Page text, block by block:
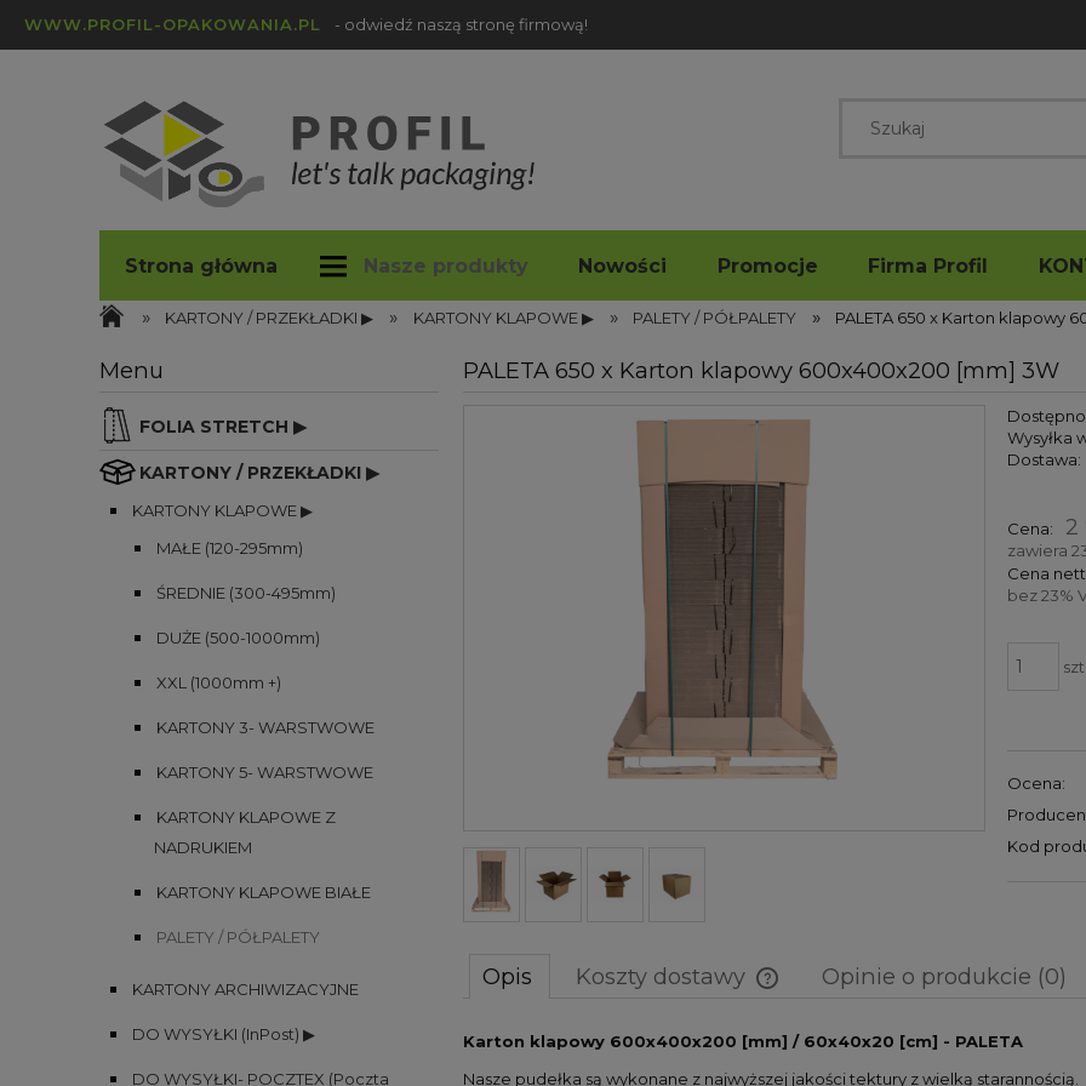
WWW.PROFIL-OPAKOWANIA.PL - odwiedź naszą stronę firmową!
Strona główna Nasze produkty Nowości Promocje Firma Profil
profil-opakowania.pl Blog
» KARTONY / PRZEKŁADKI ▶ » KARTONY KLAPOWE ▶ » PALETY / PÓŁPALETY » PALETA 650 x Karton klapowy
Menu
FOLIA STRETCH ▶
KARTONY / PRZEKŁADKI ▶
KARTONY KLAPOWE ▶
MAŁE (120-295mm)
ŚREDNIE (300-495mm)
DUŻE (500-1000mm)
XXL (1000mm +)
KARTONY 3- WARSTWOWE
KARTONY 5- WARSTWOWE
KARTONY KLAPOWE Z
NADRUKIEM
KARTONY KLAPOWE BIAŁE
PALETY / PÓŁPALETY
KARTONY ARCHIWIZACYJNE
DO WYSYŁKI (InPost) ▶
DO WYSYŁKI- POCZTEX (Poczta
PALETA 650 x Karton klapowy 600x400x200 [mm] 3W
Wysyłka
Dostawa:
kosztów płatności
Cena: 2
zawiera
Cena
bez 23%
Ocena:
Kod
Opis Koszty dostawy
Cena nie zawiera ewentualnych
Opinie o produkcie (0)
Karton klapowy 600x400x200 [mm] / 60x40x20 [cm] - PALETA
Nasze pudełka są wykonane z najwyższej jakości tektury z wielką